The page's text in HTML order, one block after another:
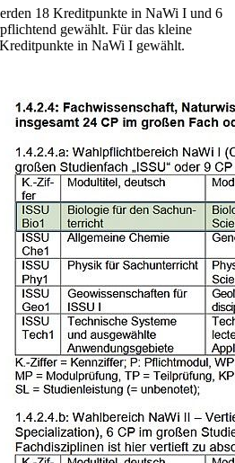
18 Kreditpunkte in NaWi I und 6
gewählt. Für das kleine
in NaWi I gewählt.